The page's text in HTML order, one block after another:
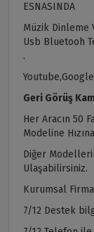
ESNASINDA
Müzik Dinleme
Usb Bluetooh
.
Geri Görüş
Her Aracın 50
Modeline
Diğer
Ulaşabilirsiniz.
Kurumsal
7/12 Destek